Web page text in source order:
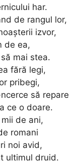
har.
de rangul lor,
izvor,
de ea,
mai stea.
fără legi,
pribegi,
să repare
ce o doare.
de ani,
romani
noi avid,
ultimul druid.